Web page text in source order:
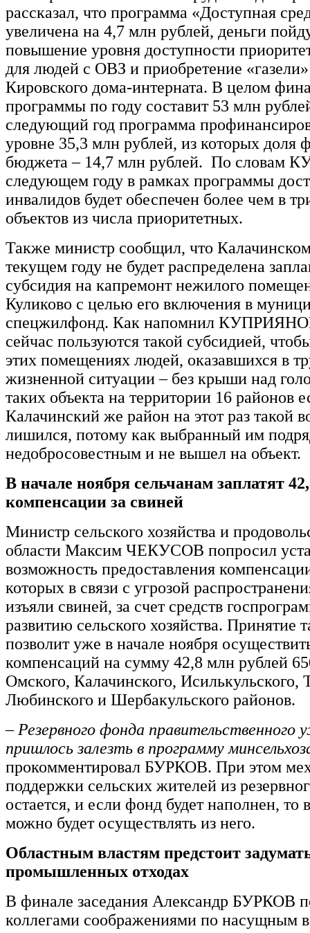
рассказал, что программа «Доступная
увеличена на 4,7 млн рублей, деньги
повышение уровня доступности
для людей с ОВЗ и приобретение
Кировского дома-интерната. В целом
программы по году составит 53 млн
следующий год программа
уровне 35,3 млн рублей, из которых доля
бюджета – 14,7 млн рублей. По словам
следующем году в рамках программы
инвалидов будет обеспечен более чем в
объектов из числа приоритетных.
Также министр сообщил, что
текущем году не будет распределена
субсидия на капремонт нежилого
Куликово с целью его включения в
спецжилфонд. Как напомнил
сейчас пользуются такой субсидией,
этих помещениях людей, оказавшихся в
жизненной ситуации – без крыши над
таких объекта на территории 16 районов
Калачинский же район на этот раз такой
лишился, потому как выбранный им
недобросовестным и не вышел на объект.
В начале ноября сельчанам заплатят
компенсации за свиней
Министр сельского хозяйства и
области Максим ЧЕКУСОВ попросил
возможность предоставления
которых в связи с угрозой
изъяли свиней, за счет средств
развитию сельского хозяйства. Принятие
позволит уже в начале ноября
компенсаций на сумму 42,8 млн рублей
Омского, Калачинского, Исилькульского,
Любинского и Шербакульского районов.
– Резервного фонда правительственного
пришлось залезть в программу
прокомментировал БУРКОВ. При этом
поддержки сельских жителей из
остается, и если фонд будет наполнен, то
можно будет осуществлять из него.
Областным властям предстоит
промышленных отходах
В финале заседания Александр БУРКОВ
коллегами соображениями по насущным